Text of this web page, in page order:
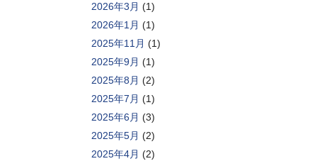
2026年3月 (1)
2026年1月 (1)
2025年11月 (1)
2025年9月 (1)
2025年8月 (2)
2025年7月 (1)
2025年6月 (3)
2025年5月 (2)
2025年4月 (2)